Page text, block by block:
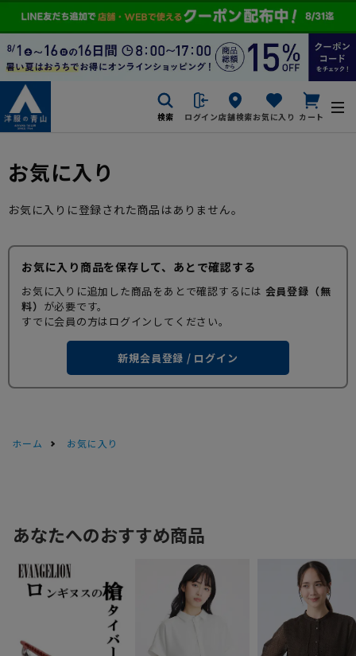
検索 ログイン店舗検索お気に入り カート
お気に入り
お気に入りに登録された商品はありません。
お気に入り商品を保存して、あとで確認する
お気に入りに追加した商品をあとで確認するには 会員登録（無
料） が必要です。
すでに会員の方はログインしてください。
新規会員登録 / ログイン
ホーム お気に入り